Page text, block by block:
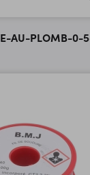
AU-PLOMB-